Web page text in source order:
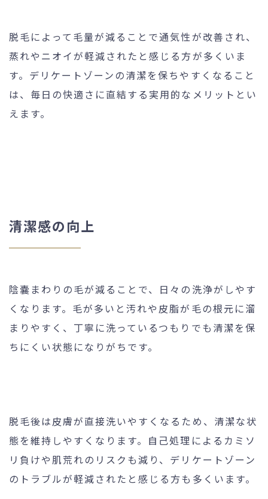
脱毛によって毛量が減ることで通気性が改善され、
蒸れやニオイが軽減されたと感じる方が多くいま
す。デリケートゾーンの清潔を保ちやすくなること
は、毎日の快適さに直結する実用的なメリットとい
えます。
清潔感の向上
陰嚢まわりの毛が減ることで、日々の洗浄がしやす
くなります。毛が多いと汚れや皮脂が毛の根元に溜
まりやすく、丁寧に洗っているつもりでも清潔を保
ちにくい状態になりがちです。
脱毛後は皮膚が直接洗いやすくなるため、清潔な状
態を維持しやすくなります。自己処理によるカミソ
リ負けや肌荒れのリスクも減り、デリケートゾーン
のトラブルが軽減されたと感じる方も多くいます。